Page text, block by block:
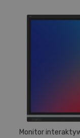
Monitor interaktywny